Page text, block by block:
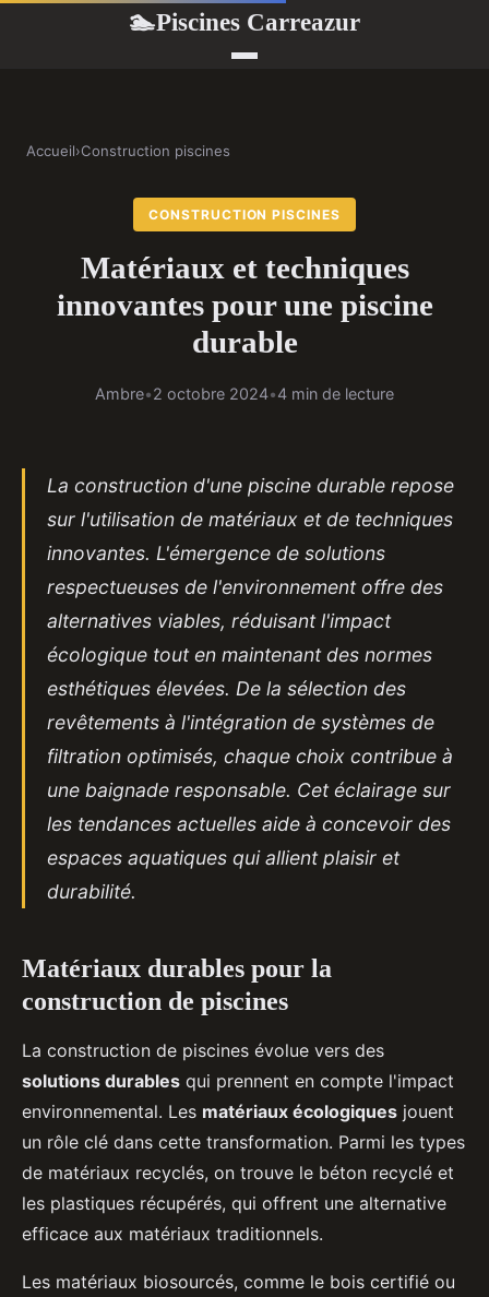
🏊Piscines Carreazur
Accueil›Construction piscines
CONSTRUCTION PISCINES
Matériaux et techniques
innovantes pour une piscine
durable
Ambre•2 octobre 2024•4 min de lecture
La construction d'une piscine durable repose
sur l'utilisation de matériaux et de techniques
innovantes. L'émergence de solutions
respectueuses de l'environnement offre des
alternatives viables, réduisant l'impact
écologique tout en maintenant des normes
esthétiques élevées. De la sélection des
revêtements à l'intégration de systèmes de
filtration optimisés, chaque choix contribue à
une baignade responsable. Cet éclairage sur
les tendances actuelles aide à concevoir des
espaces aquatiques qui allient plaisir et
durabilité.
Matériaux durables pour la
construction de piscines
La construction de piscines évolue vers des
solutions durables qui prennent en compte l'impact
environnemental. Les matériaux écologiques jouent
un rôle clé dans cette transformation. Parmi les types
de matériaux recyclés, on trouve le béton recyclé et
les plastiques récupérés, qui offrent une alternative
efficace aux matériaux traditionnels.
Les matériaux biosourcés, comme le bois certifié ou